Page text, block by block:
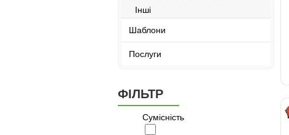
Інші
Шаблони
Послуги
ФІЛЬТР
Сумісність